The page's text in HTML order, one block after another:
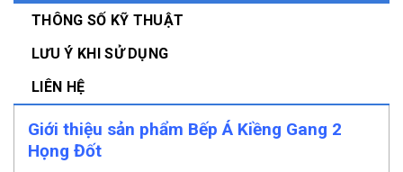
THÔNG SỐ KỸ THUẬT
LƯU Ý KHI SỬ DỤNG
LIÊN HỆ
Giới thiệu sản phẩm Bếp Á Kiềng Gang 2
Họng Đốt